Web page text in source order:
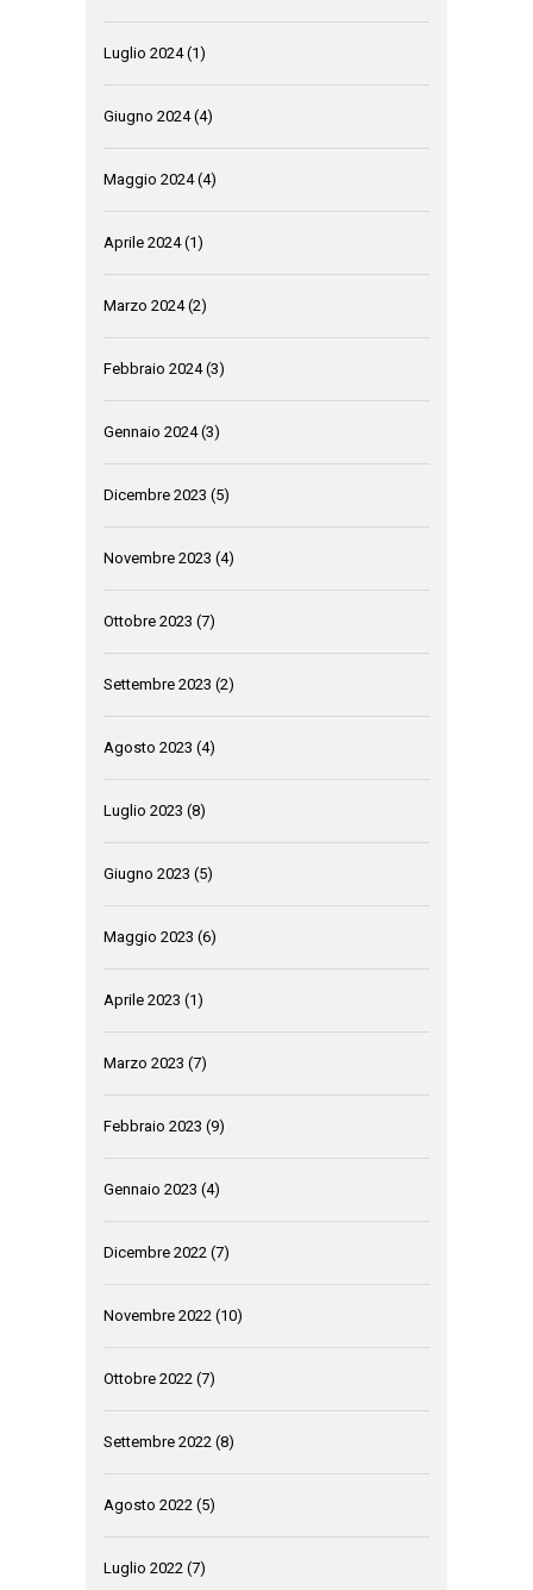
Luglio 2024(1)
Giugno 2024(4)
Maggio 2024(4)
Aprile 2024(1)
Marzo 2024(2)
Febbraio 2024(3)
Gennaio 2024(3)
Dicembre 2023 (5)
Novembre 2023 (4)
Ottobre 2023 (7)
Settembre 2023 (2)
Agosto 2023 (4)
Luglio 2023 (8)
Giugno 2023 (5)
Maggio 2023 (6)
Aprile 2023 (1)
Marzo 2023 (7)
Febbraio 2023 (9)
Gennaio 2023 (4)
Dicembre 2022 (7)
Novembre 2022 (10)
Ottobre 2022 (7)
Settembre 2022 (8)
Agosto 2022 (5)
Luglio 2022 (7)